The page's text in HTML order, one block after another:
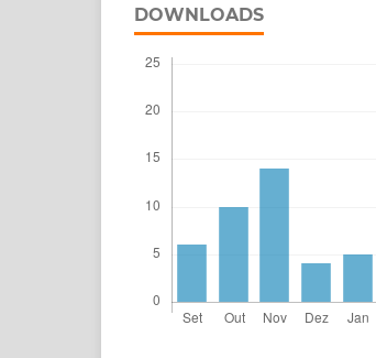
DOWNLOADS